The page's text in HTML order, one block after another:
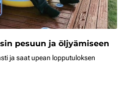
pesuun ja öljyämiseen
ja saat upean lopputuloksen